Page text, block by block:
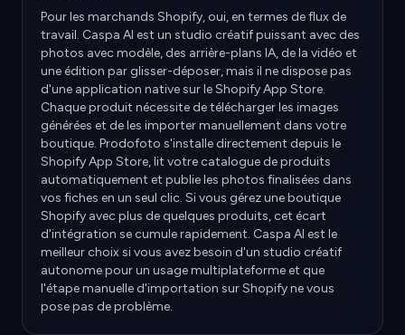
Pour les marchands Shopify, oui, en termes de flux de
travail. Caspa AI est un studio créatif puissant avec des
photos avec modèle, des arrière-plans IA, de la vidéo et
une édition par glisser-déposer, mais il ne dispose pas
d'une application native sur le Shopify App Store.
Chaque produit nécessite de télécharger les images
générées et de les importer manuellement dans votre
boutique. Prodofoto s'installe directement depuis le
Shopify App Store, lit votre catalogue de produits
automatiquement et publie les photos finalisées dans
vos fiches en un seul clic. Si vous gérez une boutique
Shopify avec plus de quelques produits, cet écart
d'intégration se cumule rapidement. Caspa AI est le
meilleur choix si vous avez besoin d'un studio créatif
autonome pour un usage multiplateforme et que
l'étape manuelle d'importation sur Shopify ne vous
pose pas de problème.